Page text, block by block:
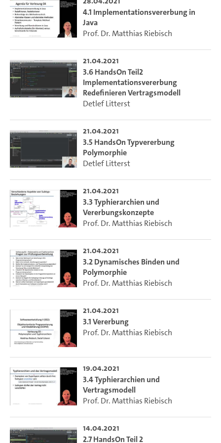
4.1 Implementationsvererbung in
Java
Prof. Dr. Matthias Riebisch
21.04.2021
3.6 HandsOn Teil2
Implementationsvererbung
Redefinieren Vertragsmodell
Detlef Litterst
21.04.2021
3.5 HandsOn Typvererbung
Polymorphie
Detlef Litterst
21.04.2021
3.3 Typhierarchien und
Vererbungskonzepte
Prof. Dr. Matthias Riebisch
21.04.2021
3.2 Dynamisches Binden und
Polymorphie
Prof. Dr. Matthias Riebisch
21.04.2021
3.1 Vererbung
Prof. Dr. Matthias Riebisch
19.04.2021
3.4 Typhierarchien und
Vertragsmodell
Prof. Dr. Matthias Riebisch
14.04.2021
2.7 HandsOn Teil 2